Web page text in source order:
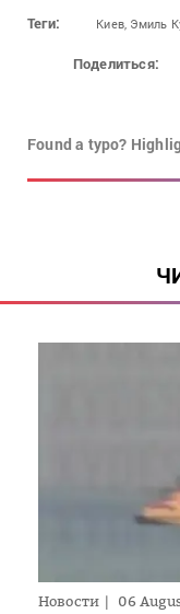
Теги: Киев, Эмиль
Поделиться:
Found a typo?
Новости 06